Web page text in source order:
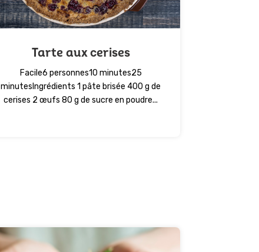
Tarte aux cerises
Facile6 personnes10 minutes25
minutesIngrédients 1 pâte brisée 400 g de
cerises 2 œufs 80 g de sucre en poudre...